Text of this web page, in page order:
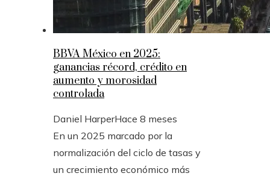
BBVA México en 2025:
ganancias récord, crédito en
aumento y morosidad
controlada
Daniel HarperHace 8 meses
En un 2025 marcado por la
normalización del ciclo de tasas y
un crecimiento económico más